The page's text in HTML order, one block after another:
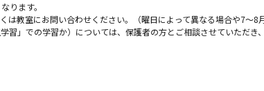
ります。
教室にお問い合わせください。（曜日によって異なる場合や7～8
」での学習か）については、保護者の方とご相談させていただき